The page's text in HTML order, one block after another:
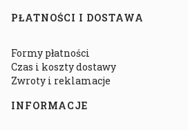
PŁATNOŚCI I DOSTAWA
Formy płatności
Czas i koszty dostawy
Zwroty i reklamacje
INFORMACJE